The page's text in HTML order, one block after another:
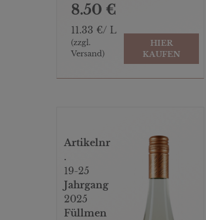
8.50 €
11.33 €/ L
(zzgl.
Versand)
HIER
KAUFEN
Artikelnr
.
19-25
Jahrgang
2025
Füllmen